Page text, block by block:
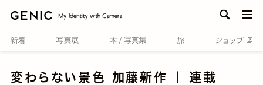
変わらない景色 加藤新作 ｜ 連載